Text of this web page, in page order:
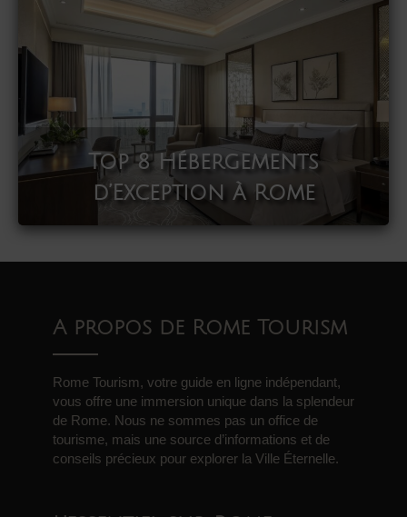
Top 8 Hébergements
d’Exception à Rome
A propos de Rome Tourism
Rome Tourism, votre guide en ligne indépendant,
vous offre une immersion unique dans la splendeur
de Rome. Nous ne sommes pas un office de
tourisme, mais une source d’informations et de
conseils précieux pour explorer la Ville Éternelle.